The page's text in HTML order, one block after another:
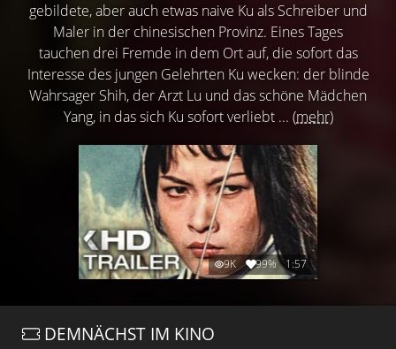
gebildete, aber auch etwas naive Ku als Schreiber und
Maler in der chinesischen Provinz. Eines Tages
tauchen drei Fremde in dem Ort auf, die sofort das
Interesse des jungen Gelehrten Ku wecken: der blinde
Wahrsager Shih, der Arzt Lu und das schöne Mädchen
Yang, in das sich Ku sofort verliebt ... (mehr)
9K 99% 1:57
DEMNÄCHST IM KINO